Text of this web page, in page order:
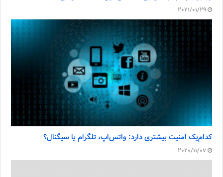
2021/01/29
کدام‌یک امنیت بیشتری دارد: واتس‌اپ، تلگرام یا سیگنال؟
2020/11/07